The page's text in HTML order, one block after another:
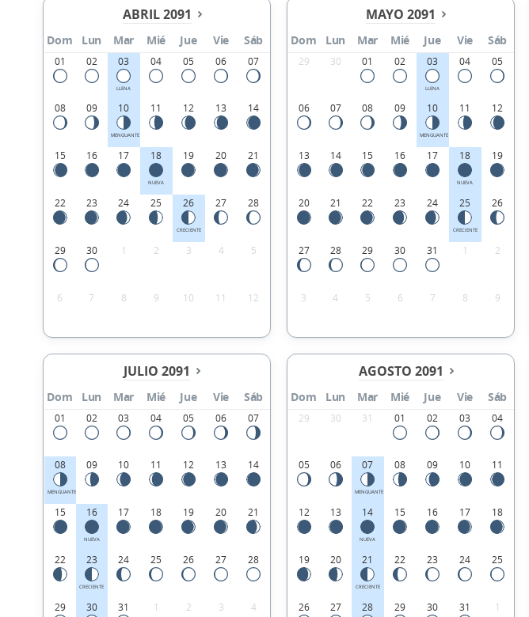
ABRIL 2091
Dom Lun Mar Mié Jue Vie Sáb
01 02 03
LLENA
04 05 06 07
08 09 10
MENGUANTE
11 12 13 14
15 16 17 18
NUEVA
19 20 21
22 23 24 25 26
CRECIENTE
27 28
29 30 1 2 3 4 5
6 7 8 9 10 11 12
MAYO 2091
Dom Lun Mar Mié Jue Vie Sáb
29 30 01 02 03
LLENA
04 05
06 07 08 09 10
MENGUANTE
11 12
13 14 15 16 17 18
NUEVA
19
20 21 22 23 24 25
CRECIENTE
26
27 28 29 30 31 1 2
3 4 5 6 7 8 9
JULIO 2091
Dom Lun Mar Mié Jue Vie Sáb
01 02 03 04 05 06 07
08
MENGUANTE
09 10 11 12 13 14
15 16
NUEVA
17 18 19 20 21
22 23
CRECIENTE
24 25 26 27 28
29 30 31 1 2 3 4
AGOSTO 2091
Dom Lun Mar Mié Jue Vie Sáb
29 30 31 01 02 03 04
05 06 07
MENGUANTE
08 09 10 11
12 13 14
NUEVA
15 16 17 18
19 20 21
CRECIENTE
22 23 24 25
26 27 28 29 30 31 1